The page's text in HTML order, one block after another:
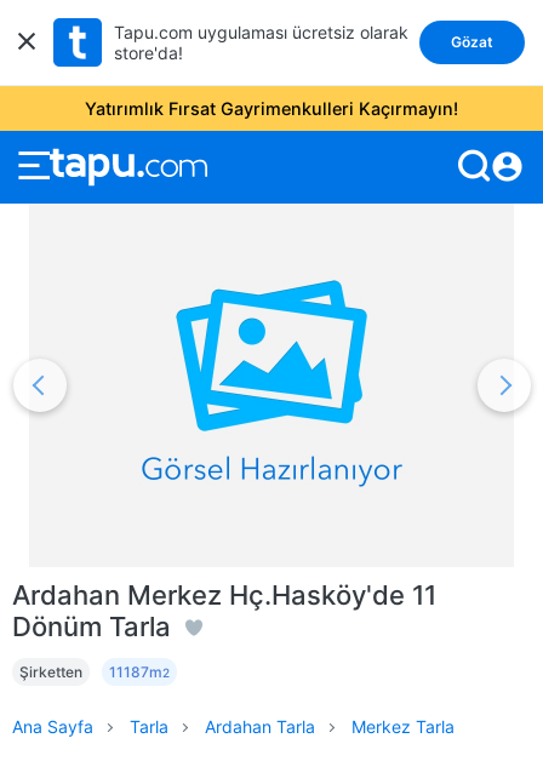
Tapu.com uygulaması ücretsiz olarak
store'da!
Gözat
Yatırımlık Fırsat Gayrimenkulleri Kaçırmayın!
account_circle
Ardahan Merkez Hç.Hasköy'de 11
Dönüm Tarla
Şirketten 11187m2
Ana Sayfa Tarla Ardahan Tarla Merkez Tarla